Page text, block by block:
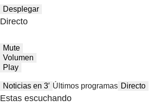
Desplegar
Directo
Mute
Volumen
Play
Noticias en 3′ Últimos programas Directo
Estas escuchando